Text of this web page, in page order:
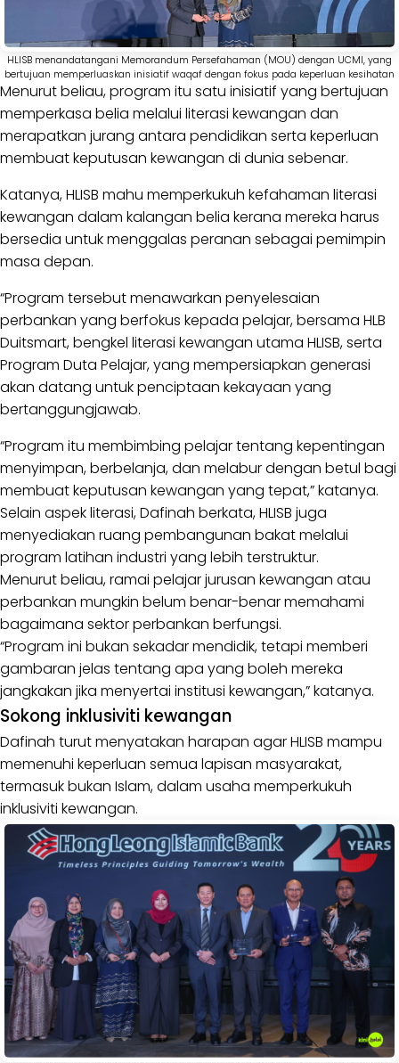
HLISB menandatangani Memorandum Persefahaman (MOU) dengan UCMI, yang
bertujuan memperluaskan inisiatif waqaf dengan fokus pada keperluan kesihatan
Menurut beliau, program itu satu inisiatif yang bertujuan
memperkasa belia melalui literasi kewangan dan
merapatkan jurang antara pendidikan serta keperluan
membuat keputusan kewangan di dunia sebenar.
Katanya, HLISB mahu memperkukuh kefahaman literasi
kewangan dalam kalangan belia kerana mereka harus
bersedia untuk menggalas peranan sebagai pemimpin
masa depan.
“Program tersebut menawarkan penyelesaian
perbankan yang berfokus kepada pelajar, bersama HLB
Duitsmart, bengkel literasi kewangan utama HLISB, serta
Program Duta Pelajar, yang mempersiapkan generasi
akan datang untuk penciptaan kekayaan yang
bertanggungjawab.
“Program itu membimbing pelajar tentang kepentingan
menyimpan, berbelanja, dan melabur dengan betul bagi
membuat keputusan kewangan yang tepat,” katanya.
Selain aspek literasi, Dafinah berkata, HLISB juga
menyediakan ruang pembangunan bakat melalui
program latihan industri yang lebih terstruktur.
Menurut beliau, ramai pelajar jurusan kewangan atau
perbankan mungkin belum benar-benar memahami
bagaimana sektor perbankan berfungsi.
“Program ini bukan sekadar mendidik, tetapi memberi
gambaran jelas tentang apa yang boleh mereka
jangkakan jika menyertai institusi kewangan,” katanya.
Sokong inklusiviti kewangan
Dafinah turut menyatakan harapan agar HLISB mampu
memenuhi keperluan semua lapisan masyarakat,
termasuk bukan Islam, dalam usaha memperkukuh
inklusiviti kewangan.